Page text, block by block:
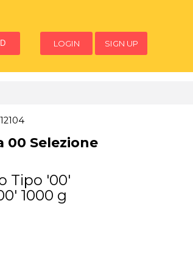
LOGIN SIGN UP
00 Selezione
Tipo '00'
1000 g